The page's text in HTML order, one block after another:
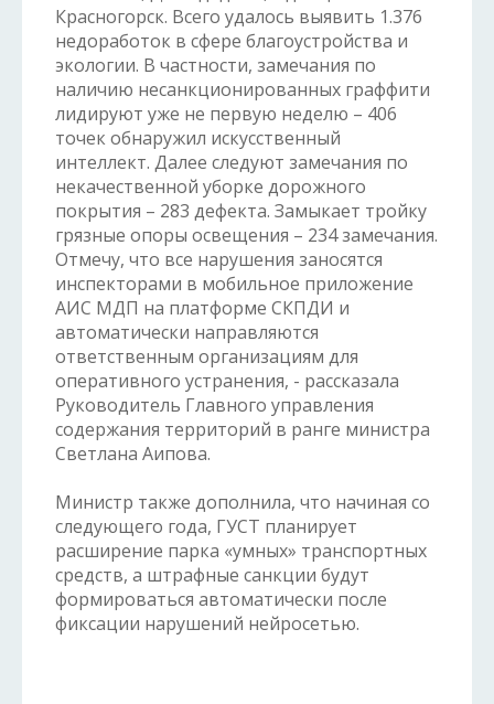
Красногорск. Всего удалось выявить 1.376
недоработок в сфере благоустройства и
экологии. В частности, замечания по
наличию несанкционированных граффити
лидируют уже не первую неделю – 406
точек обнаружил искусственный
интеллект. Далее следуют замечания по
некачественной уборке дорожного
покрытия – 283 дефекта. Замыкает тройку
грязные опоры освещения – 234 замечания.
Отмечу, что все нарушения заносятся
инспекторами в мобильное приложение
АИС МДП на платформе СКПДИ и
автоматически направляются
ответственным организациям для
оперативного устранения, - рассказала
Руководитель Главного управления
содержания территорий в ранге министра
Светлана Аипова.
Министр также дополнила, что начиная со
следующего года, ГУСТ планирует
расширение парка «умных» транспортных
средств, а штрафные санкции будут
формироваться автоматически после
фиксации нарушений нейросетью.